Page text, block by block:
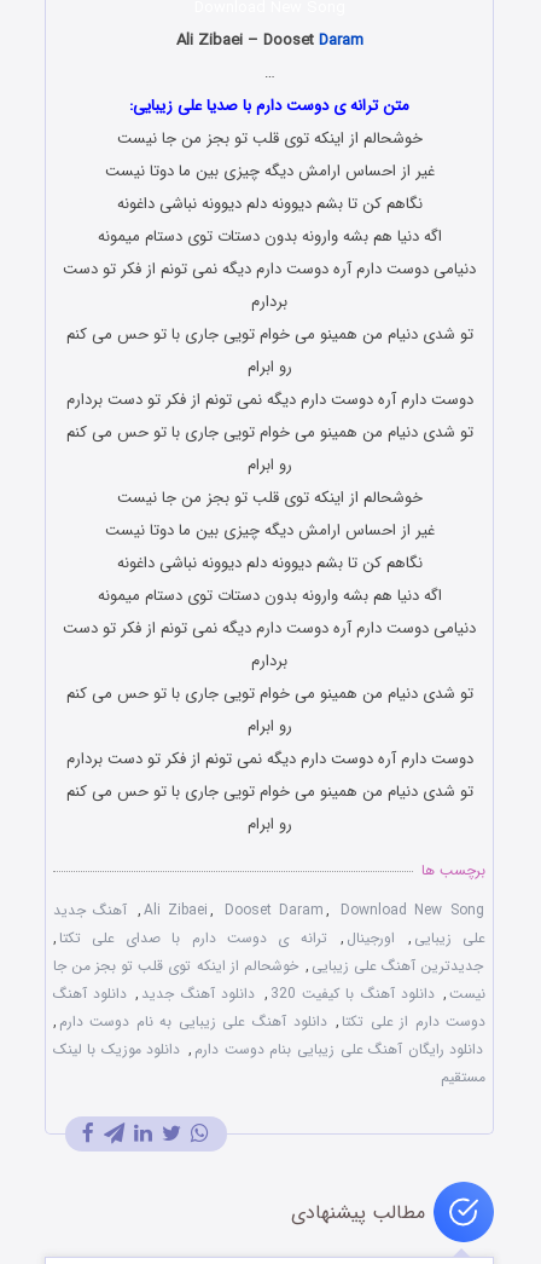
Ali Zibaei – DoosetDaram
…
متن ترانه ی دوست دارم با صدیا علی زیبایی:
خوشحالم از اینکه توی قلب تو بجز من جا نیست
غیر از احساس ارامش دیگه چیزی بین ما دوتا نیست
نگاهم کن تا بشم دیوونه دلم دیوونه نباشی داغونه
اگه دنیا هم بشه وارونه بدون دستات توی دستام میمونه
دنیامی دوست دارم آره دوست دارم دیگه نمی تونم از فکر تو دست
بردارم
تو شدی دنیام من همینو می خوام تویی جاری با تو حس می کنم
رو ابرام
دوست دارم آره دوست دارم دیگه نمی تونم از فکر تو دست بردارم
تو شدی دنیام من همینو می خوام تویی جاری با تو حس می کنم
رو ابرام
خوشحالم از اینکه توی قلب تو بجز من جا نیست
غیر از احساس ارامش دیگه چیزی بین ما دوتا نیست
نگاهم کن تا بشم دیوونه دلم دیوونه نباشی داغونه
اگه دنیا هم بشه وارونه بدون دستات توی دستام میمونه
دنیامی دوست دارم آره دوست دارم دیگه نمی تونم از فکر تو دست
بردارم
تو شدی دنیام من همینو می خوام تویی جاری با تو حس می کنم
رو ابرام
دوست دارم آره دوست دارم دیگه نمی تونم از فکر تو دست بردارم
تو شدی دنیام من همینو می خوام تویی جاری با تو حس می کنم
رو ابرام
برچسب ها
Ali Zibaei, Dooset Daram, Download New Song
, آهنگ جدید
علی زیبایی , اورجینال , ترانه ی دوست دارم با صدای علی تکتا ,
جدیدترین آهنگ علی زیبایی , خوشحالم از اینکه توی قلب تو بجز من جا
نیست, دانلود آهنگ با کیفیت 320 , دانلود آهنگ جدید , دانلود آهنگ
دوست دارم از علی تکتا , دانلود آهنگ علی زیبایی به نام دوست دارم ,
دانلود رایگان آهنگ علی زیبایی بنام دوست دارم , دانلود موزیک با لینک
مستقیم
مطالب پیشنهادی